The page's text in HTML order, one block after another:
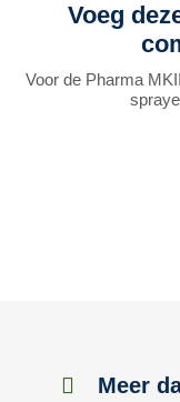
Voeg
Voor de Pharma
Meer